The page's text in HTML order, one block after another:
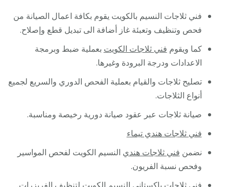
فني ثلاجات النسيم بالكويت يقوم بكافة اعمال الصيانة من
فحص وتنظيف وتعبئة غاز أضافة الى تبديل قطع وإصلاح.
كما ويقوم فني ثلاجات الكويت بعملية ضبط وبرمجة
الاعدادات ودرجة البرودة وغيرها.
تصليح ثلاجات والقيام بعملية الفحص الدوري والسريع لجميع
أنواع الثلاجات.
صيانة ثلاجات عبر عقود صيانة دورية رخيصة ومناسبة.
فني ثلاجات هندي تيماء
نضمن فني ثلاجات هندي النسيم الكويت لفحص المواسير
وفحص نسبة الفريون.